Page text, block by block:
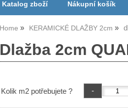
Katalog zboží Nákupní košík
Home KERAMICKÉ DLAŽBY 2cm
Dlažba 2cm
Kolik m2 potřebujete ?